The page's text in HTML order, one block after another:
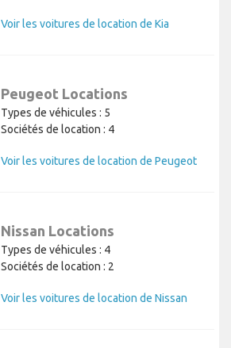
Voir les voitures de location de Kia
Peugeot Locations
Types de véhicules : 5
Sociétés de location : 4
Voir les voitures de location de Peugeot
Nissan Locations
Types de véhicules : 4
Sociétés de location : 2
Voir les voitures de location de Nissan